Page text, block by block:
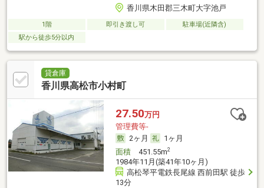
香川県木田郡三木町大字池戸
1階 即引き渡し可
駐車場(近隣含)
駅から徒歩5分以内
貸倉庫
香川県高松市小村町
27.50万円
管理費等-
2ヶ月
1ヶ月
面積451.55m2
1984年11月(築41年10ヶ月)
高松琴平電鉄長尾線 西前田駅 徒歩
13分